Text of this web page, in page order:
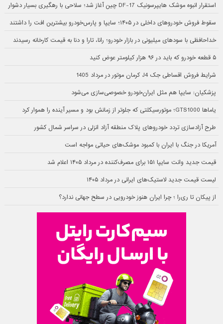
استقرار انبوه موشک هایپرسونیک DF-17 چین آغاز شد؛ سلاحی با رهگیری بسیار دشوار
سقوط فروش خودروهای داخلی در ۱۴۰۵؛ سایپا و پارس‌خودرو بیشترین افت را داشتند
خداحافظی با سودهای میلیونی در بازار خودرو؛ رانا، تارا و دنا به قیمت کارخانه رسیدند
۵ قطعه خودرو که باید در ۹۶ هزار کیلومتر عوض کنید
شرایط فروش اقساطی جک J4 کرمان موتور در مرداد 1405
پزشکیان: سایپا هم مثل ایران‌خودرو خصوصی‌سازی می‌شود
یاماها GTS1000؛ موتورسیکلتی که جلوتر از زمانش بود و مسیر آینده را هموار کرد
طرح آزادسازی تردد خودروهای پلاک منطقه آزاد انزلی در سراسر شمال کشور
آمریکا در جنگ با ایران با کمبود موشک‌های حیاتی مواجه است
قیمت جدید وانت سایپا ۱۵۱ برای مصرف‌کننده در مرداد ۱۴۰۵ اعلام شد
لیست قیمت جدید لاستیک‌های ایرانی در مرداد ۱۴۰۵
از پیکان تا ری‌را ؛ چرا ایران هنوز خودرویی در سطح جهانی ندارد؟